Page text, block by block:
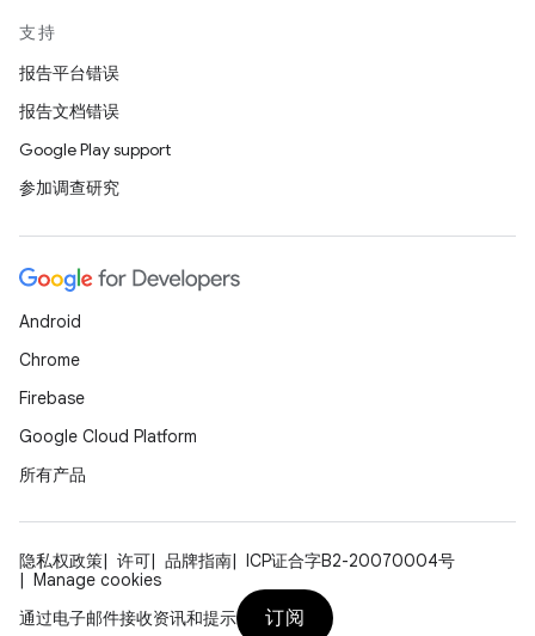
支持
报告平台错误
报告文档错误
Google Play support
参加调查研究
Android
Chrome
Firebase
Google Cloud Platform
所有产品
隐私权政策 许可 品牌指南
ICP证合字B2-20070004号
Manage cookies
通过电子邮件接收资讯和提示
订阅